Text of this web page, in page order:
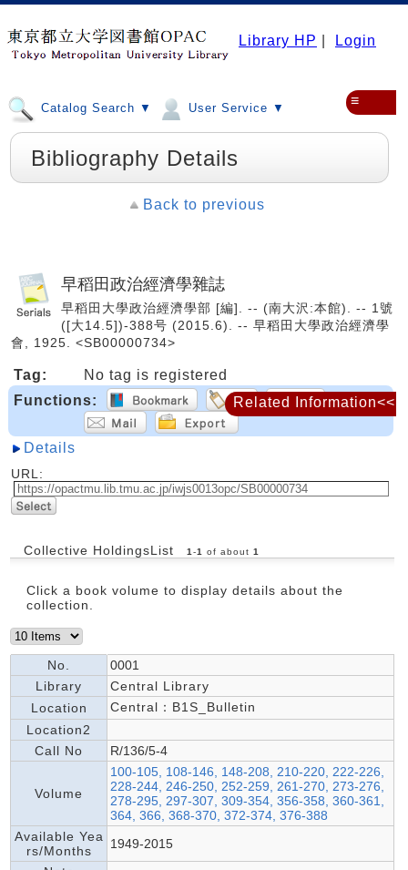
Library HP Login
Catalog Search ▼ User Service ▼ ≡
Bibliography Details
Back to previous
早稻田政治經濟學雜誌
早稻田大學政治經濟學部 [編]. -- (南大沢:本館). -- 1號
([大14.5])-388号 (2015.6). -- 早稻田大學政治經濟學
會, 1925. <SB00000734>
Tag:
No tag is registered
Functions:
Details
URL:
Collective HoldingsList 1 -1 of about 1
Click a book volume to display details about the
collection.
No.
0001
Library
Central Library
Location
Central：B1S_Bulletin
Location2
Call No
R/136/5-4
Volume
100-105, 108-146, 148-208, 210-220, 222-226,
228-244, 246-250, 252-259, 261-270, 273-276,
278-295, 297-307, 309-354, 356-358, 360-361,
364, 366, 368-370, 372-374, 376-388
Available Yea
rs/Months
1949-2015
Related Information<<